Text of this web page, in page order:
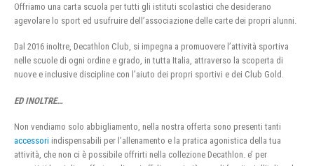
Offriamo una carta scuola per tutti gli istituti scolastici che desiderano
agevolare lo sport ed usufruire dell’associazione delle carte dei propri alunni.
Dal 2016 inoltre, Decathlon Club, si impegna a promuovere l’attività sportiva
nelle scuole di ogni ordine e grado, in tutta Italia, attraverso la scoperta di
nuove e inclusive discipline con l’aiuto dei propri sportivi e dei Club Gold.
ED INOLTRE…
Non vendiamo solo abbigliamento, nella nostra offerta sono presenti tanti
accessori indispensabili per l’allenamento e la pratica agonistica della tua
attività, che non ci è possibile offrirti nella collezione Decathlon. e’ per